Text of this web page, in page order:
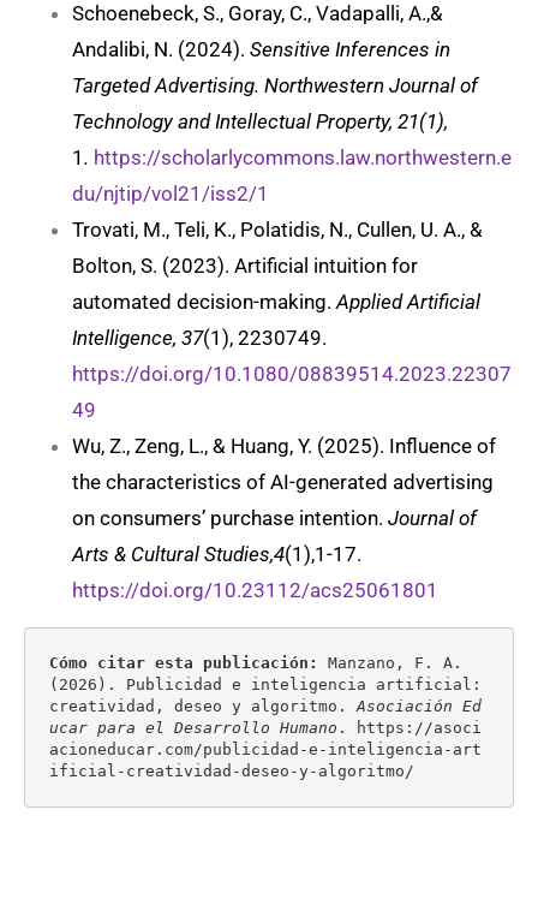
Schoenebeck, S., Goray, C., Vadapalli, A.,&
Andalibi, N. (2024). Sensitive Inferences in
Targeted Advertising. Northwestern Journal of
Technology and Intellectual Property, 21(1),
1 . https://scholarlycommons.law.northwestern.e
du/njtip/vol21/iss2/1
Trovati, M., Teli, K., Polatidis, N., Cullen, U. A., &
Bolton, S. (2023). Artificial intuition for
automated decision-making.Applied Artificial
Intelligence, 37(1), 2230749.
https://doi.org/10.1080/08839514.2023.22307
49
Wu, Z., Zeng, L., & Huang, Y. (2025). Influence of
the characteristics of AI-generated advertising
on consumers’ purchase intention. Journal of
Arts & Cultural Studies,4(1),1-17.
https://doi.org/10.23112/acs25061801
Cómo citar esta publicación:
Manzano, F. A.
(2026). Publicidad e inteligencia artificial:
creatividad, deseo y algoritmo. Asociación Ed
ucar para el Desarrollo Humano . https://asoci
acioneducar.com/publicidad-e-inteligencia-art
ificial-creatividad-deseo-y-algoritmo/